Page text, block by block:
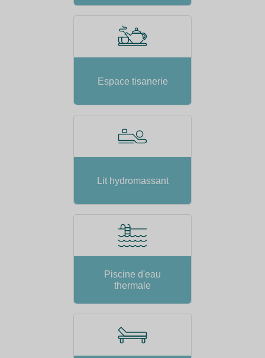
Espace tisanerie
Lit hydromassant
Piscine d'eau
thermale